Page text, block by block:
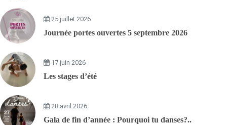
25 juillet 2026
Journée portes ouvertes 5 septembre 2026
17 juin 2026
Les stages d’été
28 avril 2026
Gala de fin d’année : Pourquoi tu danses?..